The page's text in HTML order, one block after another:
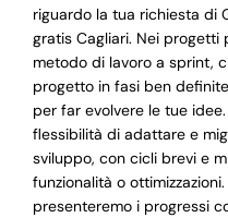
riguardo la tua richiesta di
gratis Cagliari. Nei progetti
metodo di lavoro a sprint,
progetto in fasi ben
per far evolvere le tue
flessibilità di adattare e
sviluppo, con cicli brevi e
funzionalità o
presenteremo i progressi